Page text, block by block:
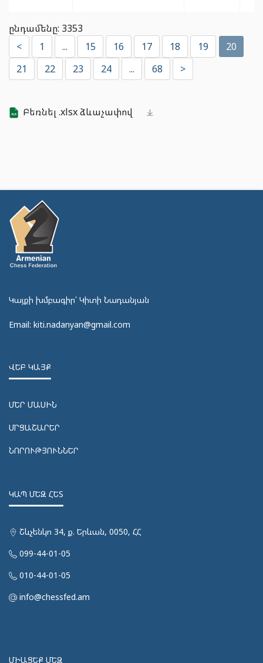
ընդամենը: 3353
<
1 ... 15 16 17 18 19
20
21
22 23 24 ... 68 >
Բեռնել .xlsx ձևաչափով
Կայքի խմբագիր՝ Կիտի Նադանյան
Email: kiti.nadanyan@gmail.com
ՎԵԲ ԿԱՅՔ
ՄԵՐ ՄԱՍԻՆ
ՄՐՑԱՇԱՐԵՐ
ՆՈՐՈՒԹՅՈՒՆՆԵՐ
ԿԱՊ ՄԵԶ ՀԵՏ
Շևչենկո 34, ք. Երևան, 0050, ՀՀ
099-44-01-05
010-44-01-05
info@chessfed.am
ՄԻԱՑԵՔ ՄԵԶ